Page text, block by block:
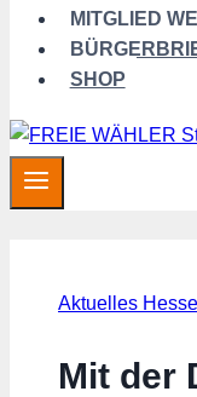
MITGLIED
SHOP
Aktuelles
Mit der